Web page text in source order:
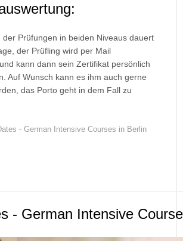
der Prüfungen in beiden Niveaus dauert
der Prüfling wird per Mail
kann dann sein Zertifikat persönlich
Auf Wunsch kann es ihm auch gerne
das Porto geht in dem Fall zu
- German Intensive Courses in Berlin
- German Intensive